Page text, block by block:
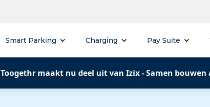
Smart Parking Charging Pay Suite
Toogethr maakt nu deel uit van Izix - Samen